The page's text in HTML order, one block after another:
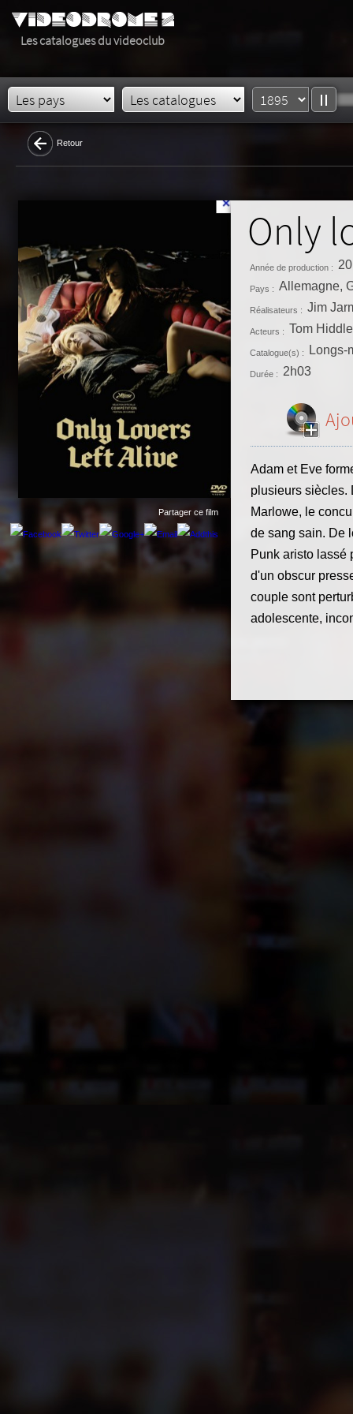
Les catalogues du videoclub
Retour
Partager ce film
Only
Année de production :
Pays : Allemagne,
Réalisateurs : Jim
Acteurs : Tom
Catalogue(s) : Longs-
Durée : 2h03
Adam et Eve
plusieurs siècles.
Marlowe, le
de sang sain. De
Punk aristo lassé
d'un obscur
couple sont
adolescente,